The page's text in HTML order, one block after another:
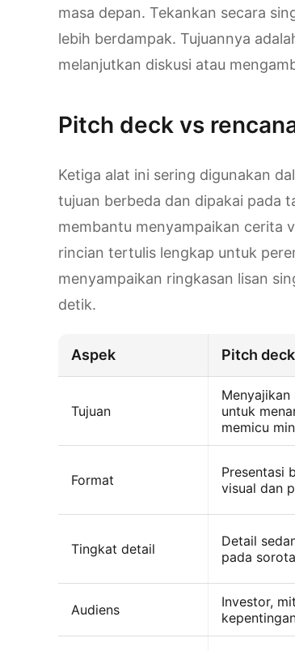
masa depan. Tekankan secara
lebih berdampak. Tujuannya
melanjutkan diskusi atau
Pitch deck vs
Ketiga alat ini sering digunakan
tujuan berbeda dan dipakai pada
membantu menyampaikan cerita
rincian tertulis lengkap untuk
menyampaikan ringkasan lisan
detik.
Aspek Pitch deck
Tujuan
Menyajikan
untuk
memicu
Format
Presentasi
visual dan
Tingkat detail
Detail
pada
Audiens
Investor,